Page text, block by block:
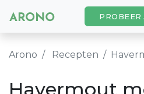
PROBEER
Arono Recepten
Havermout